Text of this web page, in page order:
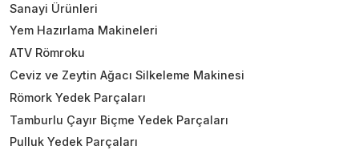
Sanayi Ürünleri
Yem Hazırlama Makineleri
ATV Römroku
Ceviz ve Zeytin Ağacı Silkeleme Makinesi
Römork Yedek Parçaları
Tamburlu Çayır Biçme Yedek Parçaları
Pulluk Yedek Parçaları